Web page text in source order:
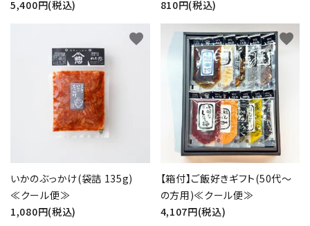
5,400円(税込)
810円(税込)
いかのぶっかけ(袋詰 135g)
≪クール便≫
1,080円(税込)
favorite
【箱付】ご飯好きギフト(50代～
の方用)≪クール便≫
4,107円(税込)
favorite